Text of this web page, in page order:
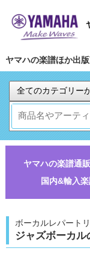
ヤマハの楽譜ほか出
ヤマハの楽譜通
国内&輸入
ボーカルレパート
ジャズボーカ